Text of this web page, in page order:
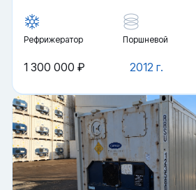
Рефрижератор Поршневой
2012 г.
1 300 000 ₽